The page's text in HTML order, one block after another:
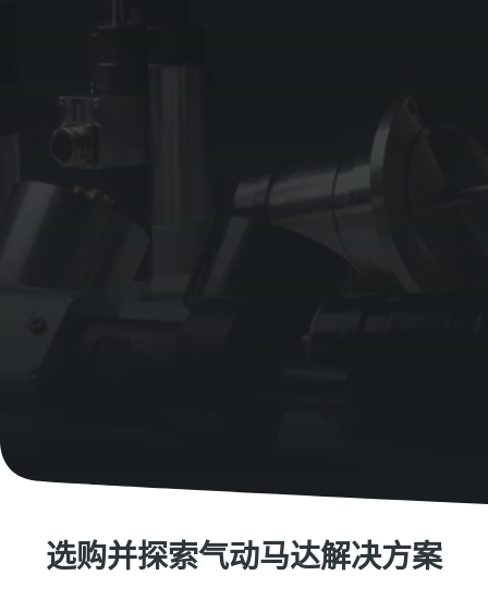
是否该校准了？
选购并探索气动马达解决方案